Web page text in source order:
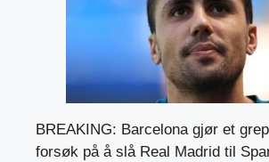
BREAKING: Barcelona gjør et
forsøk på å slå Real Madrid til